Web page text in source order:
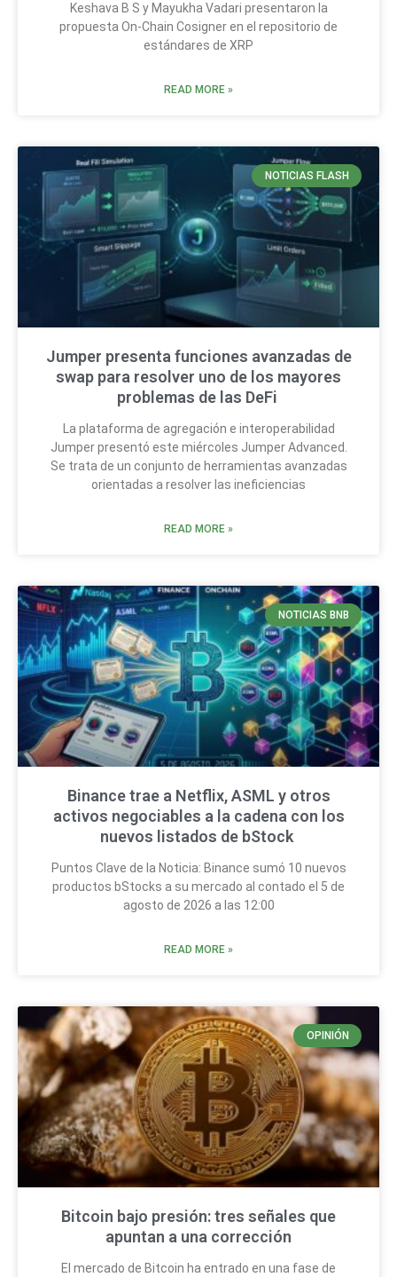
Keshava B S y Mayukha Vadari presentaron la
propuesta On-Chain Cosigner en el repositorio de
estándares de XRP
READ MORE »
NOTICIAS FLASH
Jumper presenta funciones avanzadas de
swap para resolver uno de los mayores
problemas de las DeFi
La plataforma de agregación e interoperabilidad
Jumper presentó este miércoles Jumper Advanced.
Se trata de un conjunto de herramientas avanzadas
orientadas a resolver las ineficiencias
READ MORE »
NOTICIAS BNB
Binance trae a Netflix, ASML y otros
activos negociables a la cadena con los
nuevos listados de bStock
Puntos Clave de la Noticia: Binance sumó 10 nuevos
productos bStocks a su mercado al contado el 5 de
agosto de 2026 a las 12:00
READ MORE »
OPINIÓN
Bitcoin bajo presión: tres señales que
apuntan a una corrección
El mercado de Bitcoin ha entrado en una fase de